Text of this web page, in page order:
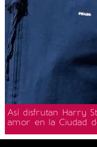
Así disfrutan Harry
amor en la Ciudad